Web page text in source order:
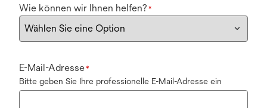
Wie können wir Ihnen helfen? *
E-Mail-Adresse*
Bitte geben Sie Ihre professionelle E-Mail-Adresse ein